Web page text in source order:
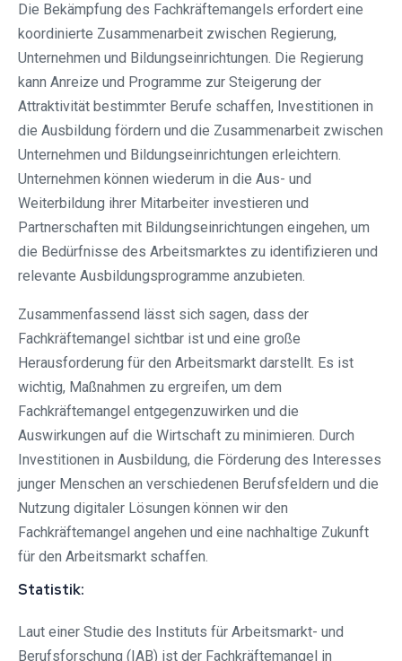
Die Bekämpfung des Fachkräftemangels erfordert eine
koordinierte Zusammenarbeit zwischen Regierung,
Unternehmen und Bildungseinrichtungen. Die Regierung
kann Anreize und Programme zur Steigerung der
Attraktivität bestimmter Berufe schaffen, Investitionen in
die Ausbildung fördern und die Zusammenarbeit zwischen
Unternehmen und Bildungseinrichtungen erleichtern.
Unternehmen können wiederum in die Aus- und
Weiterbildung ihrer Mitarbeiter investieren und
Partnerschaften mit Bildungseinrichtungen eingehen, um
die Bedürfnisse des Arbeitsmarktes zu identifizieren und
relevante Ausbildungsprogramme anzubieten.
Zusammenfassend lässt sich sagen, dass der
Fachkräftemangel sichtbar ist und eine große
Herausforderung für den Arbeitsmarkt darstellt. Es ist
wichtig, Maßnahmen zu ergreifen, um dem
Fachkräftemangel entgegenzuwirken und die
Auswirkungen auf die Wirtschaft zu minimieren. Durch
Investitionen in Ausbildung, die Förderung des Interesses
junger Menschen an verschiedenen Berufsfeldern und die
Nutzung digitaler Lösungen können wir den
Fachkräftemangel angehen und eine nachhaltige Zukunft
für den Arbeitsmarkt schaffen.
Statistik:
Laut einer Studie des Instituts für Arbeitsmarkt- und
Berufsforschung (IAB) ist der Fachkräftemangel in